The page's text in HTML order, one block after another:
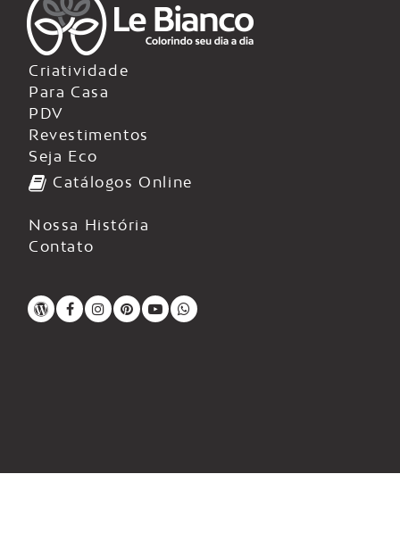
Criatividade
Para Casa
PDV
Revestimentos
Seja Eco
Catálogos Online
Nossa História
Contato